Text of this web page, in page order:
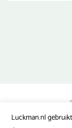
Luckman.nl